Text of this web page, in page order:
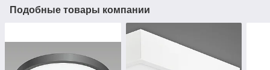
Подобные товары компании